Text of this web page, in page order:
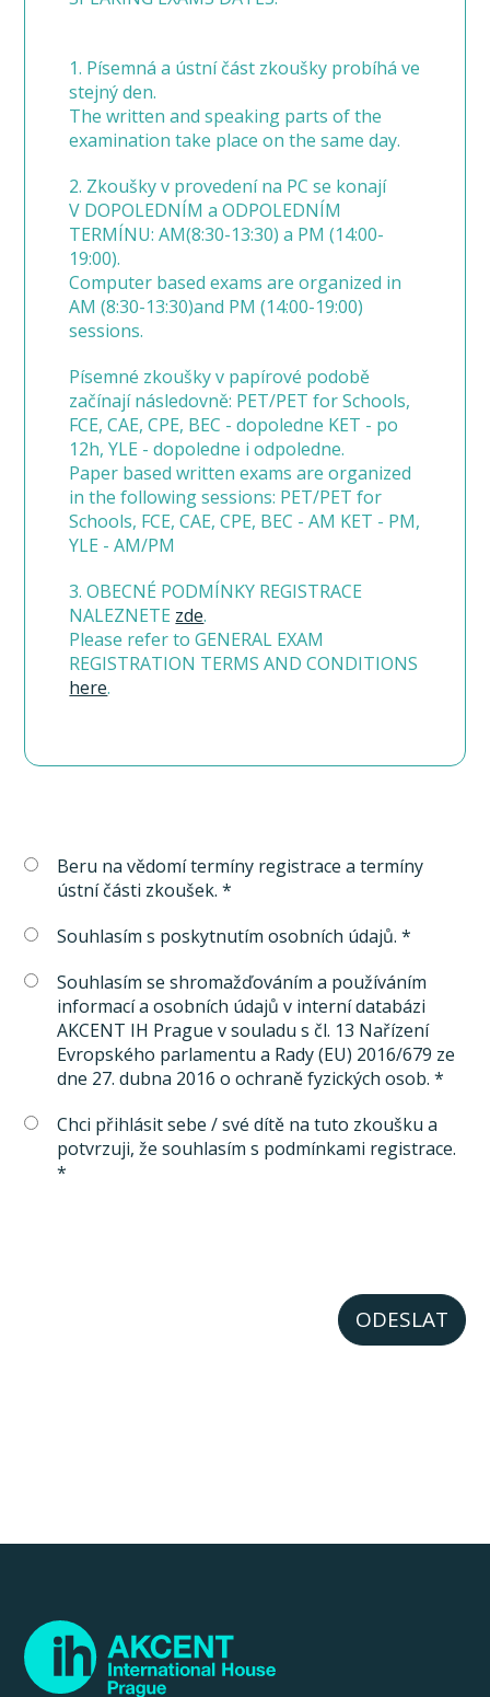
1. Písemná a ústní část zkoušky probíhá ve
stejný den.
The written and speaking parts of the
examination take place on the same day.
2. Zkoušky v provedení na PC se konají
V DOPOLEDNÍM a ODPOLEDNÍM
TERMÍNU: AM(8:30-13:30) a PM (14:00-
19:00).
Computer based exams are organized in
AM (8:30-13:30)and PM (14:00-19:00)
sessions.
Písemné zkoušky v papírové podobě
začínají následovně: PET/PET for Schools,
FCE, CAE, CPE, BEC - dopoledne KET - po
12h, YLE - dopoledne i odpoledne.
Paper based written exams are organized
in the following sessions: PET/PET for
Schools, FCE, CAE, CPE, BEC - AM KET - PM,
YLE - AM/PM
3. OBECNÉ PODMÍNKY REGISTRACE
NALEZNETE zde.
Please refer to GENERAL EXAM
REGISTRATION TERMS AND CONDITIONS
here.
Beru na vědomí termíny registrace a termíny
ústní části zkoušek. *
Souhlasím s poskytnutím osobních údajů. *
Souhlasím se shromažďováním a používáním
informací a osobních údajů v interní databázi
AKCENT IH Prague v souladu s čl. 13 Nařízení
Evropského parlamentu a Rady (EU) 2016/679 ze
dne 27. dubna 2016 o ochraně fyzických osob. *
Chci přihlásit sebe / své dítě na tuto zkoušku a
potvrzuji, že souhlasím s podmínkami registrace.
*